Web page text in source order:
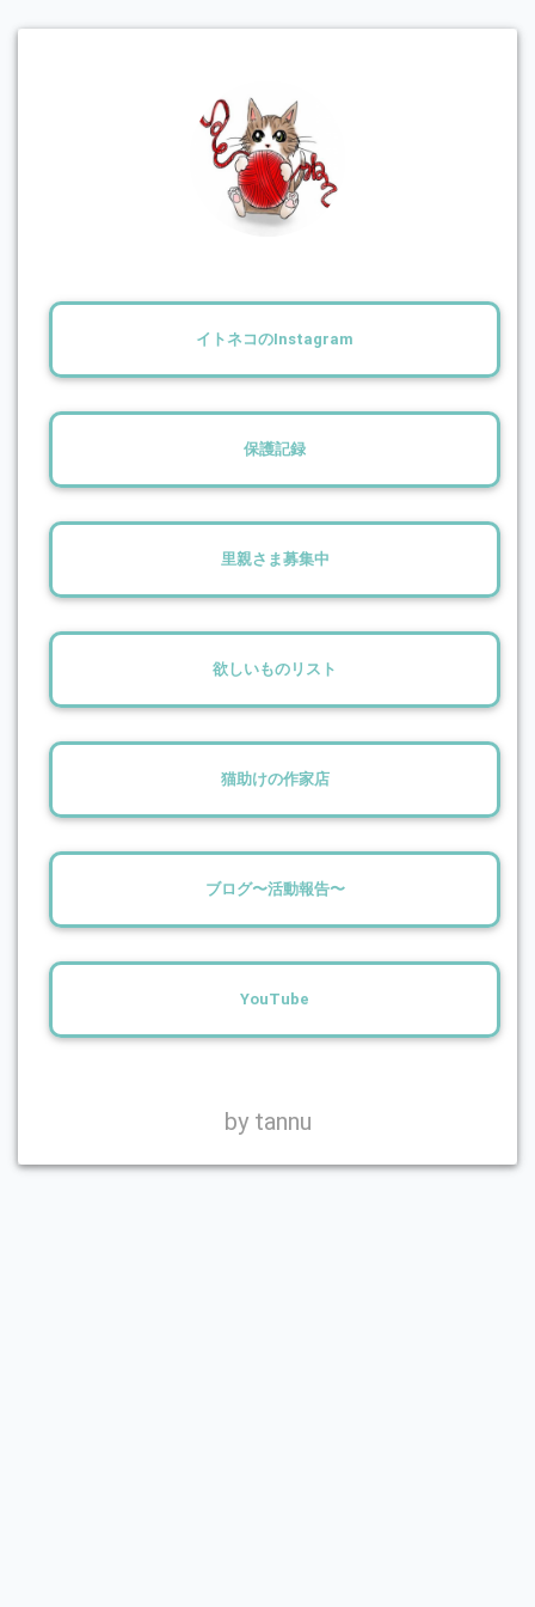
イトネコのInstagram
保護記録
里親さま募集中
欲しいものリスト
猫助けの作家店
ブログ〜活動報告〜
YouTube
by tannu